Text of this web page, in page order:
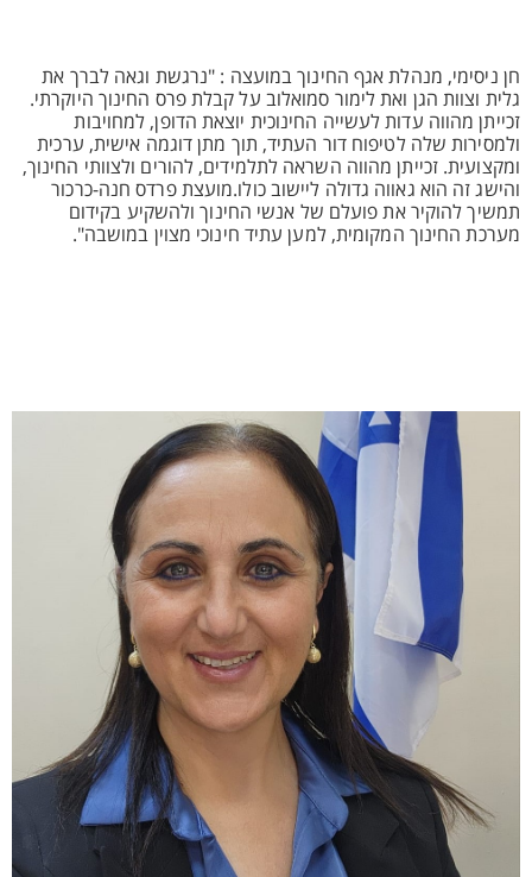
חן ניסימי, מנהלת אגף החינוך במועצה : "נרגשת וגאה לברך את
גלית וצוות הגן ואת לימור סמואלוב על קבלת פרס החינוך היוקרתי.
זכייתן מהווה עדות לעשייה החינוכית יוצאת הדופן, למחויבות
ולמסירות שלה לטיפוח דור העתיד, תוך מתן דוגמה אישית, ערכית
ומקצועית. זכייתן מהווה השראה לתלמידים, להורים ולצוותי החינוך,
והישג זה הוא גאווה גדולה ליישוב כולו.מועצת פרדס חנה-כרכור
תמשיך להוקיר את פועלם של אנשי החינוך ולהשקיע בקידום
מערכת החינוך המקומית, למען עתיד חינוכי מצוין במושבה".